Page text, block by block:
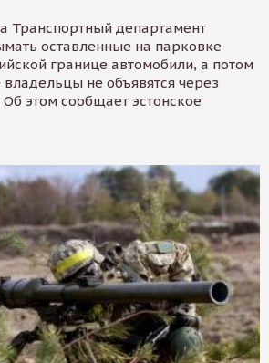
Транспортный департамент
оставленные на парковке
границе автомобили, а потом
не объявятся через
этом сообщает эстонское